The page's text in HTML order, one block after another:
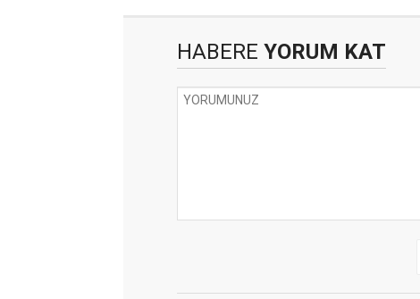
HABERE YORUM KAT